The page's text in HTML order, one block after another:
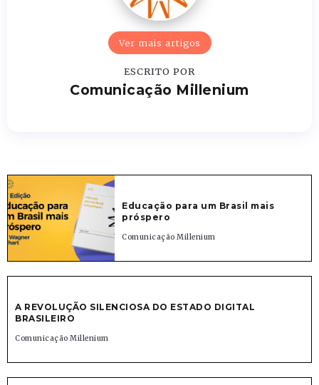
Ver mais artigos
ESCRITO POR
Comunicação Millenium
Educação para um Brasil mais
próspero
Comunicação Millenium
A REVOLUÇÃO SILENCIOSA DO ESTADO DIGITAL
BRASILEIRO
Comunicação Millenium